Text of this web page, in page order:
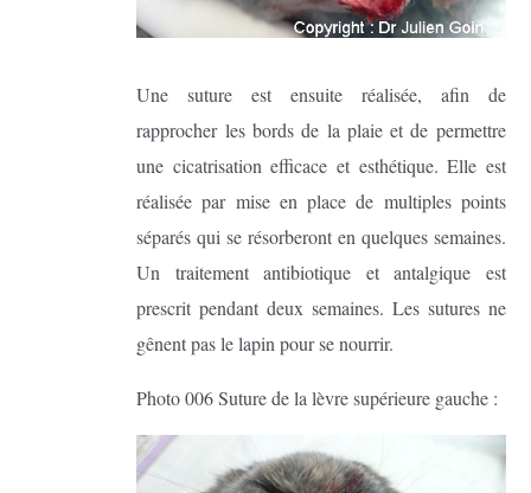
Une suture est ensuite réalisée, afin de
rapprocher les bords de la plaie et de permettre
une cicatrisation efficace et esthétique. Elle est
réalisée par mise en place de multiples points
séparés qui se résorberont en quelques semaines.
Un traitement antibiotique et antalgique est
prescrit pendant deux semaines. Les sutures ne
gênent pas le lapin pour se nourrir.
Photo 006 Suture de la lèvre supérieure gauche :